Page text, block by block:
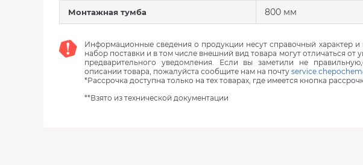
Монтажная тумба 800 мм
Информационные сведения о продукции несут справочный характер и
набор поставки и в том числе внешний вид товара могут отличаться
предварительного уведомления. Если вы заметили не
описании товара, пожалуйста сообщите нам на почту
*Рассрочка доступна только на тех товарах, где имеется кнопка
**Взято из технической документации